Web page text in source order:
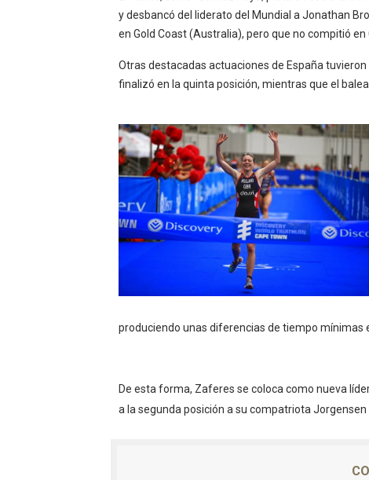
Athletes Unlimited Softball
Mundial de piragüismo
Tour de Francia masculino
Mundial de Fórmula 1 2026
Campeonato de Europa de
Tour de Francia femenino
ydesbancó del liderato del Mundial a Jonathan
en Gold Coast (Australia), pero que no compitió en
Otras destacadas actuaciones de España
finalizó en la quinta posición, mientras que el
produciendo unas diferencias de tiempo mínimas
De esta forma, Zaferes se coloca como nueva
a la segunda posición a su compatriota Jorgensen